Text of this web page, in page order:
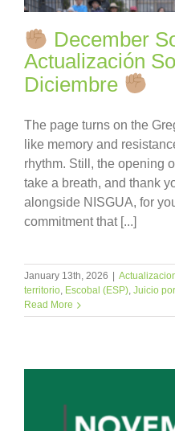
December
Actualización
Diciembre
The page turns on the
like memory and
rhythm. Still, the opening
take a breath, and thank
alongside NISGUA, for
commitment that [...]
January 13th, 2026 |
territorio Escobal (ESP) Juicio
Read More